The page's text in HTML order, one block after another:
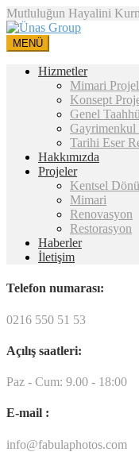
Mutluluğun Hayalini
MENÜ
Hizmetler
Mimari
Konsept
Genel
Gayrimenkul
Tarihi Eser
Hakkımızda
Projeler
Kentsel
Mimari
Renovasyon
Restorasyon
Haberler
İletişim
Telefon numarası:
0216 550 51 53
Açılış saatleri:
Paz - Cum: 9.00 - 18:00
E-mail :
info@fabulaphotos.com